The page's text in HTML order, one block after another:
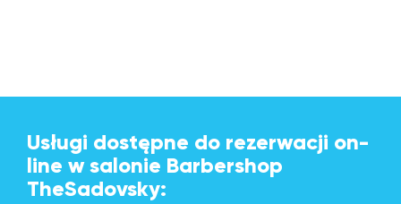
Usługi dostępne do rezerwacji on-
line w salonie Barbershop
TheSadovsky: